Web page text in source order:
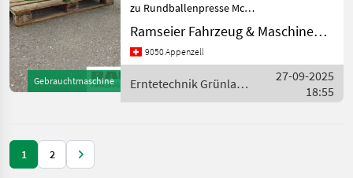
Gebrauchtmaschine
zu Rundballenpresse Mc
Hale F 5500 Erntetechnik
Grünland
Rundballenpressen
Ramseier Fahrzeug & Maschinen AG
9050 Appenzell
Erntetechnik Grünland
/ McHale
27-09-2025
18:55
1 2